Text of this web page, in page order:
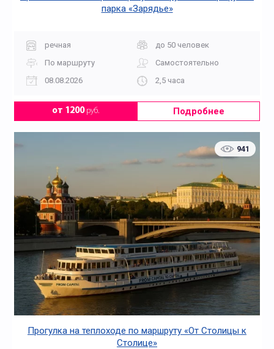
парка «Зарядье»
речная
до 50 человек
По маршруту
Самостоятельно
08.08.2026
2,5 часа
от 1200руб. Подробнее
941
Прогулка на теплоходе по маршруту «От Столицы к
Столице»